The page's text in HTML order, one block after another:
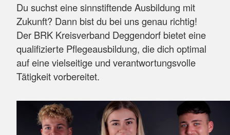
Du suchst eine sinnstiftende Ausbildung mit
Zukunft? Dann bist du bei uns genau richtig!
Der BRK Kreisverband Deggendorf bietet eine
qualifizierte Pflegeausbildung, die dich optimal
auf eine vielseitige und verantwortungsvolle
Tätigkeit vorbereitet.